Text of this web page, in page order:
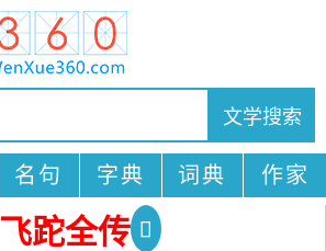
名句 字典 词典 作家
飞跎全传